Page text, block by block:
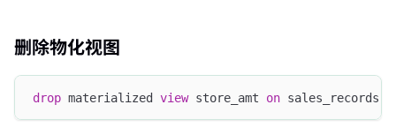
删除物化视图
drop materialized view store_amt on sales_records